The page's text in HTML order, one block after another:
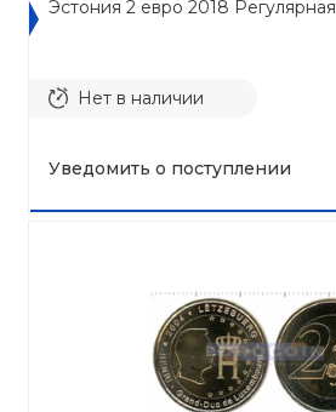
Эстония 2 евро 2018 Регулярная
Нет в наличии
Уведомить о поступлении